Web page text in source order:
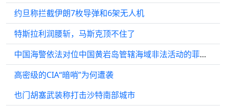
约旦称拦截伊朗7枚导弹和6架无人机
特斯拉利润腰斩，马斯克顶不住了
中国海警依法对位中国黄岩岛管辖海域非法活动的菲律宾多艘船只采取管制措施
高密级的CIA“暗哨”为何遭袭
也门胡塞武装称打击沙特南部城市